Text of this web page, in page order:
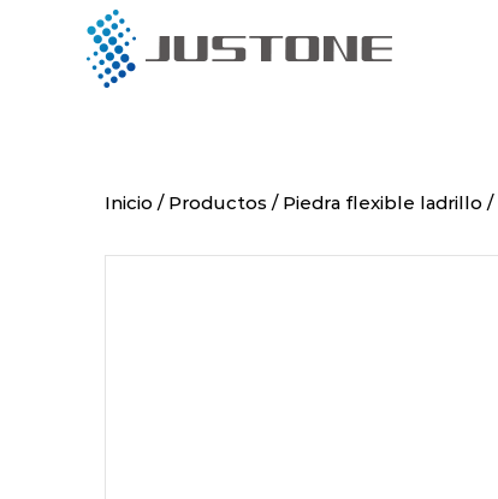
Menú
Sobre nosotros
Inicio / Productos / Piedra flexible ladrillo /